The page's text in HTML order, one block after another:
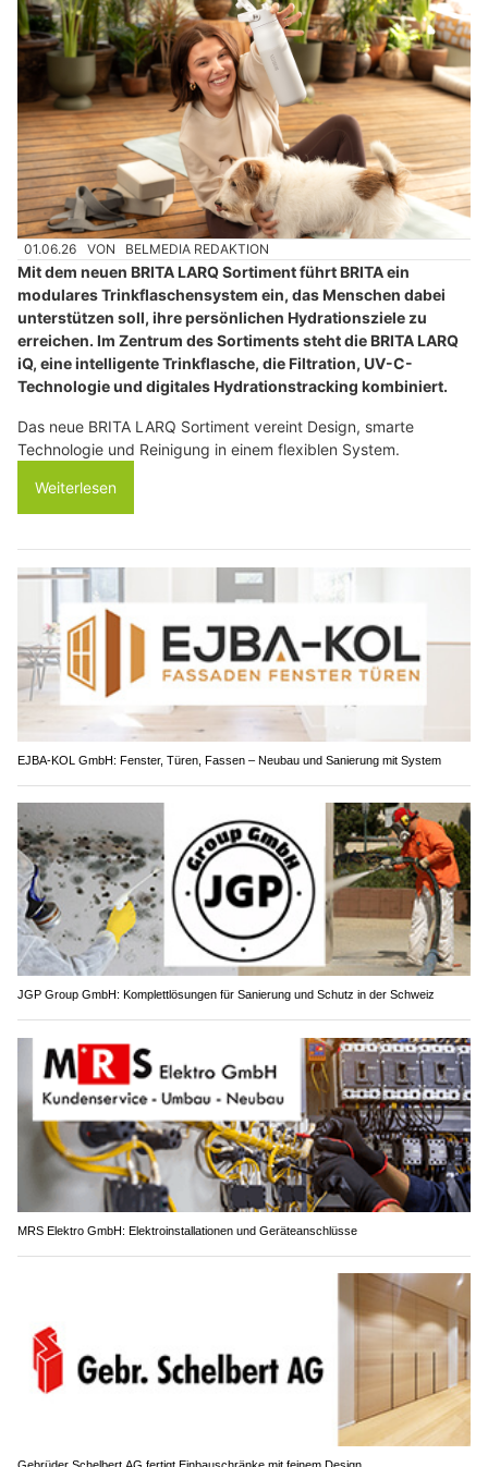
01.06.26 VON BELMEDIA REDAKTION
Mit dem neuen BRITA LARQ Sortiment führt BRITA ein
modulares Trinkflaschensystem ein, das Menschen dabei
unterstützen soll, ihre persönlichen Hydrationsziele zu
erreichen. Im Zentrum des Sortiments steht die BRITA LARQ
iQ, eine intelligente Trinkflasche, die Filtration, UV-C-
Technologie und digitales Hydrationstracking kombiniert.
Das neue BRITA LARQ Sortiment vereint Design, smarte
Technologie und Reinigung in einem flexiblen System.
Weiterlesen
EJBA-KOL GmbH: Fenster, Türen, Fassen – Neubau und Sanierung mit System
JGP Group GmbH: Komplettlösungen für Sanierung und Schutz in der Schweiz
MRS Elektro GmbH: Elektroinstallationen und Geräteanschlüsse